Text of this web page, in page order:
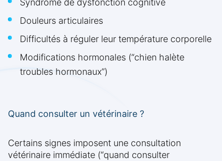
Syndrome de dysfonction cognitive
Douleurs articulaires
Difficultés à réguler leur température corporelle
Modifications hormonales (“chien halète
troubles hormonaux”)
Quand consulter un vétérinaire ?
Certains signes imposent une consultation
vétérinaire immédiate (“quand consulter